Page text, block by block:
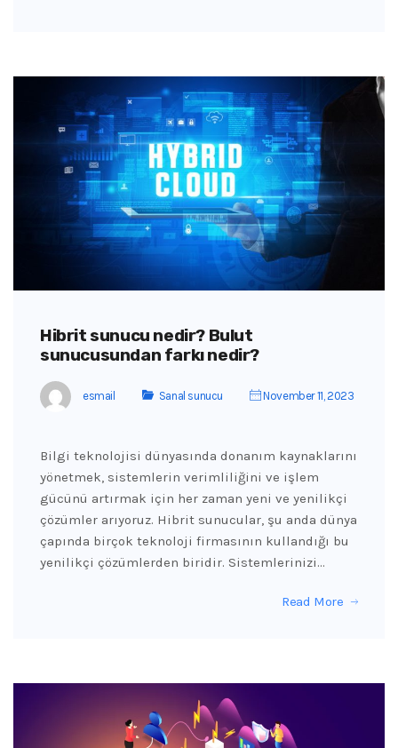
Hibrit sunucu nedir? Bulut
sunucusundan farkı nedir?
esmail Sanal sunucu November 11, 2023
Bilgi teknolojisi dünyasında donanım kaynaklarını
yönetmek, sistemlerin verimliliğini ve işlem
gücünü artırmak için her zaman yeni ve yenilikçi
çözümler arıyoruz. Hibrit sunucular, şu anda dünya
çapında birçok teknoloji firmasının kullandığı bu
yenilikçi çözümlerden biridir. Sistemlerinizi…
Read More